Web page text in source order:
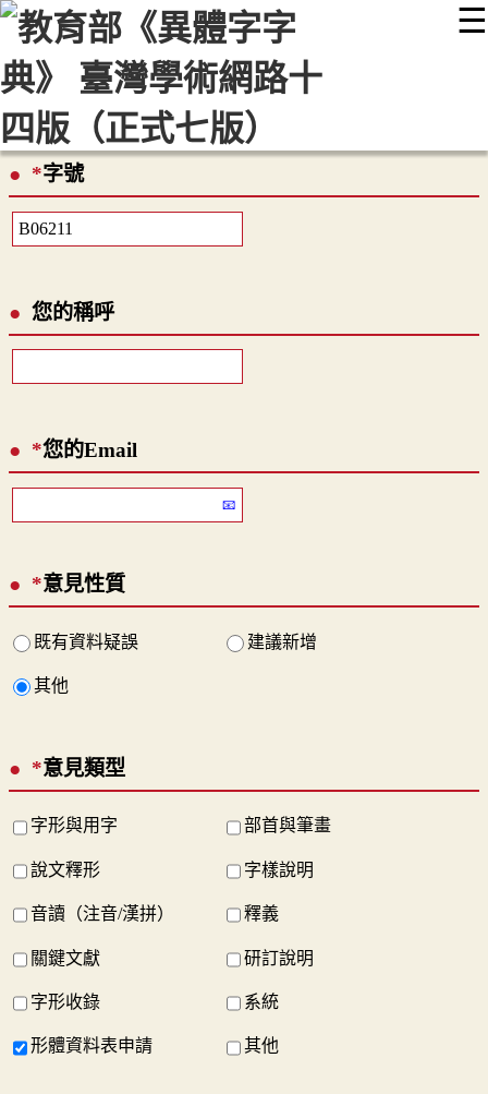
☰
::: 最新消息 常見問題 編輯說明
顯示模式
*字號
您的稱呼
*您的Email
*意見性質
既有資料疑誤 建議新增
其他
*意見類型
字形與用字 部首與筆畫
說文釋形 字樣說明
音讀（注音/漢拼） 釋義
關鍵文獻 研訂說明
字形收錄 系統
形體資料表申請 其他